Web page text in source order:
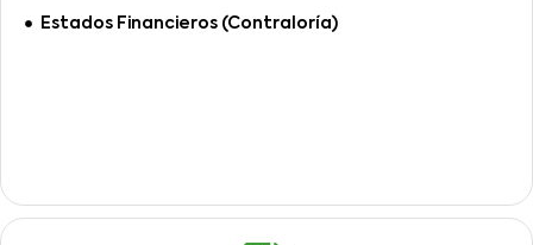
Estados Financieros (Contraloría)